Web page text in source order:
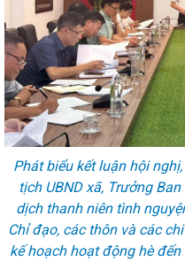
Phát biểu kết luận hội
tịch UBND xã, Trưởng
dịch thanh niên tình
Chỉ đạo, các thôn và các
kế hoạch hoạt động hè